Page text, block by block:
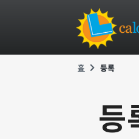
홈 등록
등